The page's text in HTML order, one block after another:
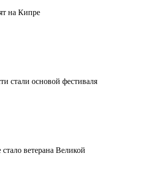
на Кипре
стали основой фестиваля
ветерана Великой